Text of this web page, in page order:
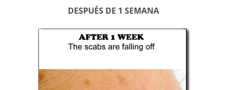
DESPUÉS DE 1 SEMANA